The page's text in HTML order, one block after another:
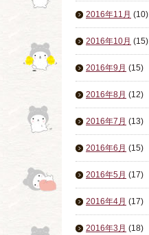
2016年11月 (10)
2016年10月 (15)
2016年9月 (15)
2016年8月 (12)
2016年7月 (13)
2016年6月 (15)
2016年5月 (17)
2016年4月 (17)
2016年3月 (18)